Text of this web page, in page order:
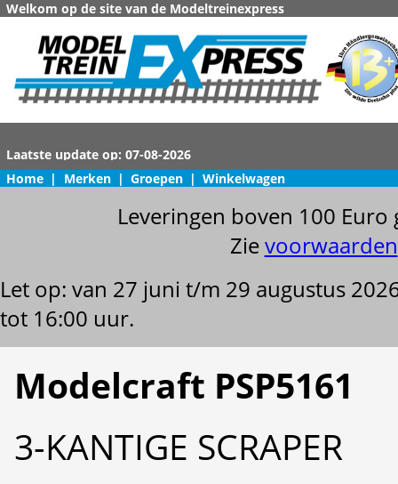
Welkom op de site van de Modeltreinexpress
Home | Merken | Groepen | Winkelwagen
Leveringen boven 100
Zievoorwaarden
Let op: van 27 juni t/m 29 augustus
tot 16:00 uur.
Modelcraft PSP5161
3-KANTIGE SCRAPER